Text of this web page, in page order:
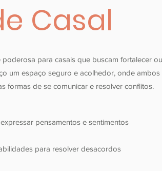
Casal
para casais que buscam fortalecer
um espaço seguro e acolhedor, onde
formas de se comunicar e resolver conflitos.
pensamentos e sentimentos
para resolver desacordos